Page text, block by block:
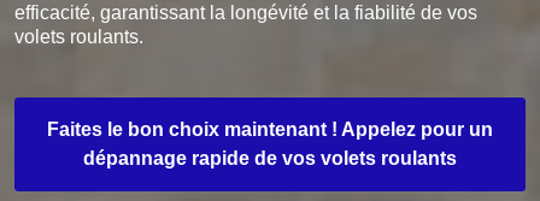
efficacité, garantissant la longévité et la fiabilité de vos
volets roulants.
Faites le bon choix maintenant ! Appelez pour un
dépannage rapide de vos volets roulants